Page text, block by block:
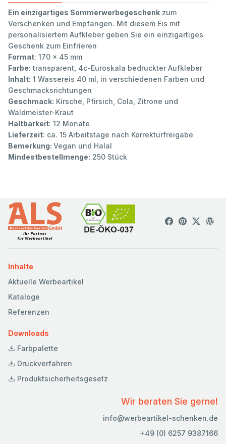
Ein einzigartiges Sommerwerbegeschenk zum
Verschenken und Empfangen. Mit diesem Eis mit
personalisiertem Aufkleber geben Sie ein einzigartiges
Geschenk zum Einfrieren
Format: 170 x 45 mm
Farbe: transparent, 4c-Euroskala bedruckter Aufkleber
Inhalt: 1 Wassereis 40 ml, in verschiedenen Farben und
Geschmacksrichtungen
Geschmack: Kirsche, Pfirsich, Cola, Zitrone und
Waldmeister-Kraut
Haltbarkeit: 12 Monate
Lieferzeit: ca. 15 Arbeitstage nach Korrekturfreigabe
Bemerkung: Vegan und Halal
Mindestbestellmenge: 250 Stück
Inhalte
Aktuelle Werbeartikel
Kataloge
Referenzen
Downloads
Farbpalette
Druckverfahren
Produktsicherheitsgesetz
Wir beraten Sie gerne!
info@werbeartikel-schenken.de
+49 (0) 6257 9387166